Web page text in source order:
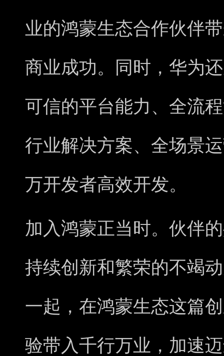
业的鸿蒙生态合作伙伴
商业成功。同时，华为
可信的平台能力、全流
行业解决方案、全场景
万开发者高效开发。
加入鸿蒙正当时。伙伴
持续创新和繁荣的不竭
一起，在鸿蒙生态这篇
验带入千行万业，加速